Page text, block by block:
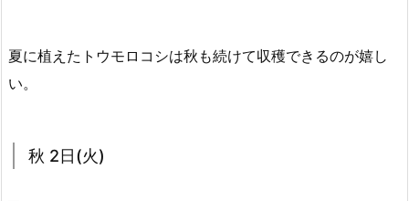
夏に植えたトウモロコシは秋も続けて収穫できるのが嬉し
い。
秋 2日(火)